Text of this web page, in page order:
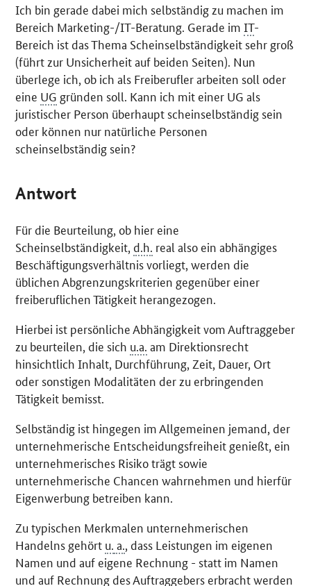
Ich bin gerade dabei mich selbständig zu machen im
Bereich Marketing-/IT-Beratung. Gerade imIT-
Bereich ist das Thema Scheinselbständigkeit sehr groß
(führt zur Unsicherheit auf beiden Seiten). Nun
überlege ich, ob ich als Freiberufler arbeiten soll oder
eine UG gründen soll. Kann ich mit einer UG als
juristischer Person überhaupt scheinselbständig sein
oder können nur natürliche Personen
scheinselbständig sein?
Antwort
Für die Beurteilung, ob hier eine
Scheinselbständigkeit, d.h. real also ein abhängiges
Beschäftigungsverhältnis vorliegt, werden die
üblichen Abgrenzungskriterien gegenüber einer
freiberuflichen Tätigkeit herangezogen.
Hierbei ist persönliche Abhängigkeit vom Auftraggeber
zu beurteilen, die sich u.a. am Direktionsrecht
hinsichtlich Inhalt, Durchführung, Zeit, Dauer, Ort
oder sonstigen Modalitäten der zu erbringenden
Tätigkeit bemisst.
Selbständig ist hingegen im Allgemeinen jemand, der
unternehmerische Entscheidungsfreiheit genießt, ein
unternehmerisches Risiko trägt sowie
unternehmerische Chancen wahrnehmen und hierfür
Eigenwerbung betreiben kann.
Zu typischen Merkmalen unternehmerischen
Handelns gehört u. a., dass Leistungen im eigenen
Namen und auf eigene Rechnung - statt im Namen
und auf Rechnung des Auftraggebers erbracht werden